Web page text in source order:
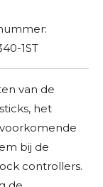
1ST
van de
het
bij de
controllers.